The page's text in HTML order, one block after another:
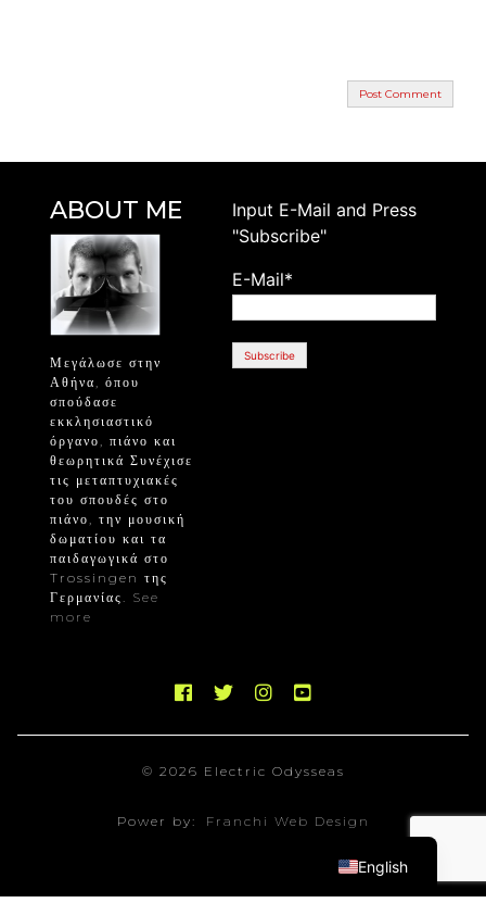
ABOUT ME
Μεγάλωσε στην
Αθήνα, όπου
σπούδασε
εκκλησιαστικό
όργανο, πιάνο και
θεωρητικά Συνέχισε
τις μεταπτυχιακές
του σπουδές στο
πιάνο, την μουσική
δωματίου και τα
παιδαγωγικά στο
Trossingen της
Γερμανίας. See
more
Ιnput E-Mail and Press
"Subscribe"
E-Mail*
© 2026 Electric Odysseas
Power by: Franchi Web Design
English